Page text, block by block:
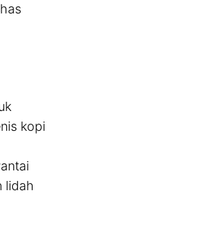
kopi
lidah